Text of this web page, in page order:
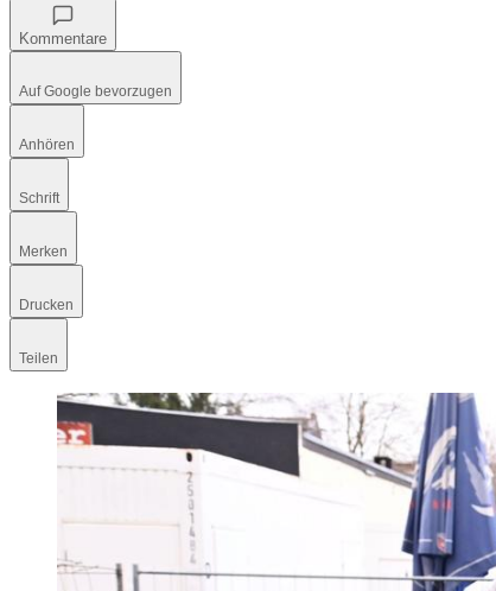
Kommentare
Auf Google bevorzugen
Anhören
Schrift
Merken
Drucken
Teilen